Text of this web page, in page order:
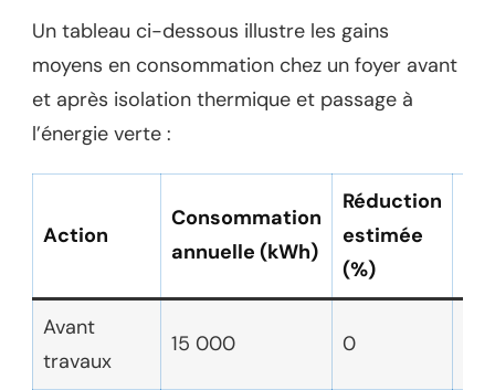
Un tableau ci-dessous illustre les gains
moyens en consommation chez un foyer avant
et après isolation thermique et passage à
l’énergie verte :
Action
Consommation
annuelle (kWh)
Réduction
estimée
(%)
Avant
travaux
15 000 0